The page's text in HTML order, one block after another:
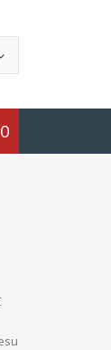
0